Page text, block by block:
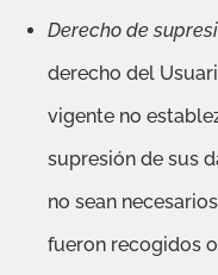
Derecho de
derecho del
vigente no
supresión de sus
no sean
fueron recogidos